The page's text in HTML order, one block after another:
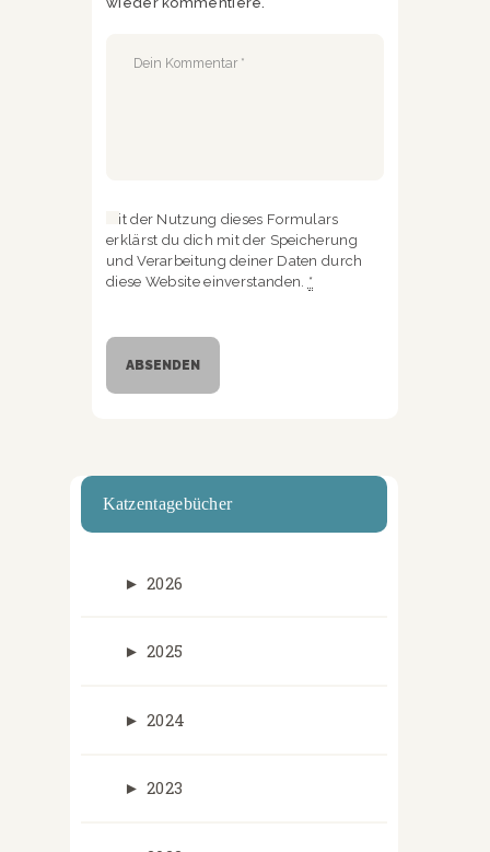
Mit der Nutzung dieses Formulars
erklärst du dich mit der Speicherung
und Verarbeitung deiner Daten durch
diese Website einverstanden. *
Katzentagebücher
► 2026
► 2025
► 2024
► 2023